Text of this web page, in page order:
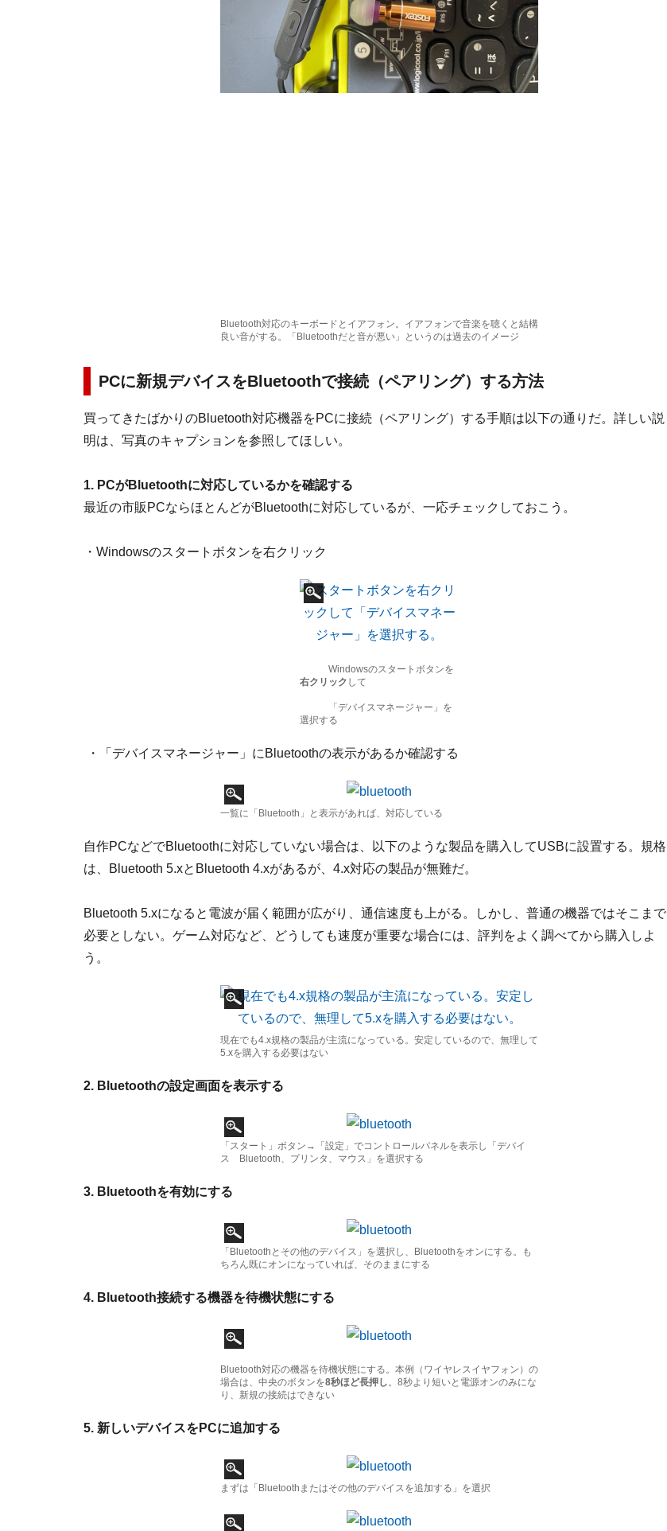
Bluetooth対応のキーボードとイアフォン。イアフォンで音楽を聴くと結構
良い音がする。「Bluetoothだと音が悪い」というのは過去のイメージ
PCに新規デバイスをBluetoothで接続（ペアリング）する方法
買ってきたばかりのBluetooth対応機器をPCに接続（ペアリング）する手順は以下の通りだ。詳しい説
明は、写真のキャプションを参照してほしい。
1. PCがBluetoothに対応しているかを確認する
最近の市販PCならほとんどがBluetoothに対応しているが、一応チェックしておこう。
・Windowsのスタートボタンを右クリック
Windowsのスタートボタンを
右クリック して
「デバイスマネージャー」を
選択する
・「デバイスマネージャー」にBluetoothの表示があるか確認する
一覧に「Bluetooth」と表示があれば、対応している
自作PCなどでBluetoothに対応していない場合は、以下のような製品を購入してUSBに設置する。規格
は、Bluetooth 5.xとBluetooth 4.xがあるが、4.x対応の製品が無難だ。
Bluetooth 5.xになると電波が届く範囲が広がり、通信速度も上がる。しかし、普通の機器ではそこまで
必要としない。ゲーム対応など、どうしても速度が重要な場合には、評判をよく調べてから購入しよ
う。
現在でも4.x規格の製品が主流になっている。安定しているので、無理して
5.xを購入する必要はない
2. Bluetoothの設定画面を表示する
「スタート」ボタン→「設定」でコントロールパネルを表示し「デバイ
ス Bluetooth、プリンタ、マウス」を選択する
3. Bluetoothを有効にする
「Bluetoothとその他のデバイス」を選択し、Bluetoothをオンにする。も
ちろん既にオンになっていれば、そのままにする
4. Bluetooth接続する機器を待機状態にする
Bluetooth対応の機器を待機状態にする。本例（ワイヤレスイヤフォン）の
場合は、中央のボタンを8秒ほど長押し。8秒より短いと電源オンのみにな
り、新規の接続はできない
5. 新しいデバイスをPCに追加する
まずは「Bluetoothまたはその他のデバイスを追加する」を選択